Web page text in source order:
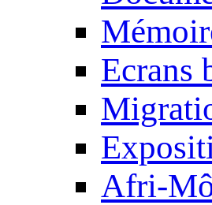
Ecrans
Afri-